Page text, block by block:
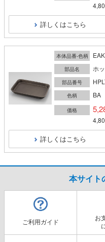
詳しくはこちら
本体品番-色柄
部品名 ホ
部品番号
色柄 BA
価格
詳しくはこちら
本サイト
ご利用ガイド
お